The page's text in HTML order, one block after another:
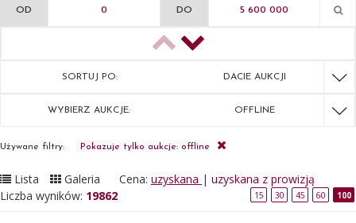
OD DO
SORTUJ PO: DACIE AUKCJI
WYBIERZ AUKCJE: OFFLINE
Używane filtry: Pokazuje tylko aukcje: offline
Lista Galeria Cena: uzyskana | uzyskana z prowizją
Liczba wyników: 19862 15 30 45 60 100